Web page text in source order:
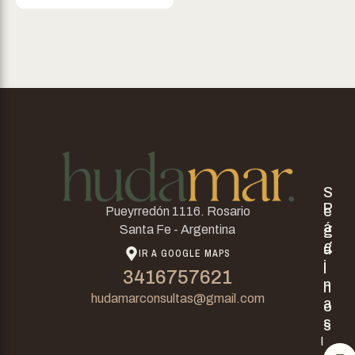
Pueyrredón 1116. Rosario
Santa Fe - Argentina
IR A GOOGLE MAPS
3416757621
hudamarconsultas@gmail.com
P
á
g
i
n
a
s
I
S
e
g
u
n
o
s